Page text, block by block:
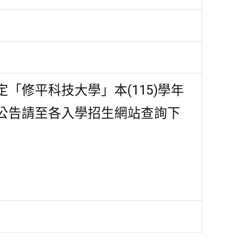
「修平科技大學」本(115)學年
告請至各入學招生網站查詢下